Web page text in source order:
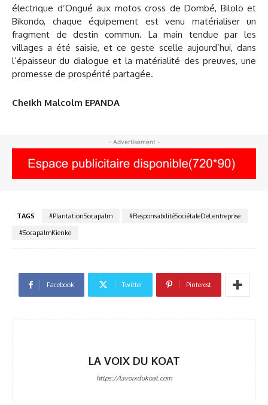
électrique d’Ongué aux motos cross de Dombé, Bilolo et
Bikondo, chaque équipement est venu matérialiser un
fragment de destin commun. La main tendue par les
villages a été saisie, et ce geste scelle aujourd’hui, dans
l’épaisseur du dialogue et la matérialité des preuves, une
promesse de prospérité partagée.
Cheikh Malcolm EPANDA
- Advertisement -
TAGS #PlantationSocapalm
#ResponsabilitéSociétaleDeLentreprise
#SocapalmKienke
Facebook Twitter Pinterest
LA VOIX DU KOAT
https://lavoixdukoat.com